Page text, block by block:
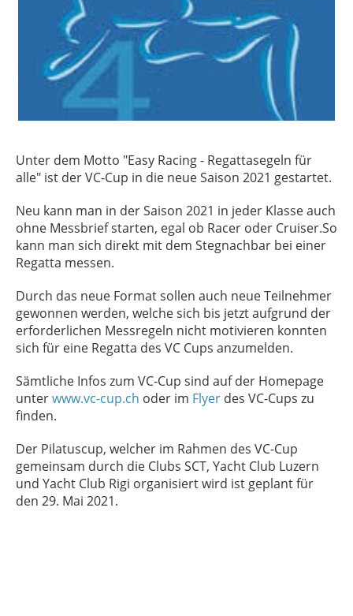
Unter dem Motto "Easy Racing - Regattasegeln für
alle" ist der VC-Cup in die neue Saison 2021 gestartet.
Neu kann man in der Saison 2021 in jeder Klasse auch
ohne Messbrief starten, egal ob Racer oder Cruiser.So
kann man sich direkt mit dem Stegnachbar bei einer
Regatta messen.
Durch das neue Format sollen auch neue Teilnehmer
gewonnen werden, welche sich bis jetzt aufgrund der
erforderlichen Messregeln nicht motivieren konnten
sich für eine Regatta des VC Cups anzumelden.
Sämtliche Infos zum VC-Cup sind auf der Homepage
unterwww.vc-cup.ch oder im Flyer des VC-Cups zu
finden.
Der Pilatuscup, welcher im Rahmen des VC-Cup
gemeinsam durch die Clubs SCT, Yacht Club Luzern
und Yacht Club Rigi organisiert wird ist geplant für
den 29. Mai 2021.